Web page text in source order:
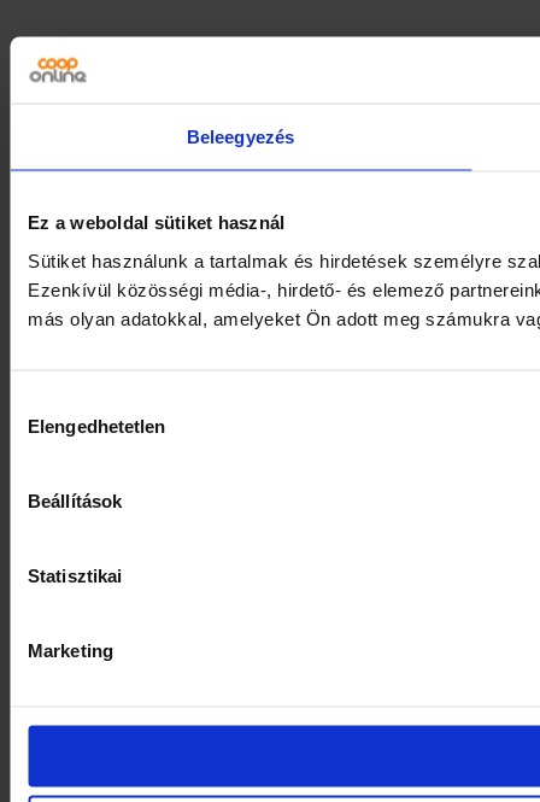
Beleegyezés
Ez a weboldal sütiket használ
Sütiket használunk a tartalmak és hirdetések személyre
Ezenkívül közösségi média-, hirdető- és elemező
más olyan adatokkal, amelyeket Ön adott meg számukra
kiválasztása
Elengedhetetlen
Beállítások
Statisztikai
Marketing